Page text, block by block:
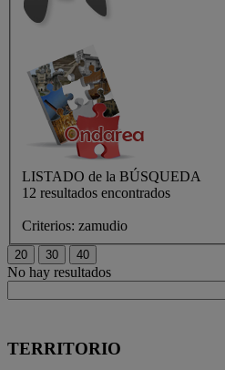
LISTADO de la BÚSQUEDA
12 resultados encontrados
Criterios: zamudio
No hay resultados
TERRITORIO